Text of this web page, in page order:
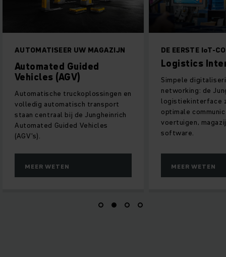
AUTOMATISEER UW MAGAZIJN
Automated Guided
Vehicles (AGV)
Automatische truckoplossingen en
volledig automatisch transport
staan centraal bij de Jungheinrich
Automated Guided Vehicles
(AGV's).
MEER WETEN
DE EERSTE IoT-
Logistics
Simpele
networking: de
logistiekinterface
optimale
voertuigen,
software.
MEER WETEN